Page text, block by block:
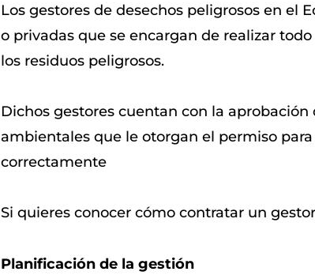
Los gestores de desechos peligrosos en el
o privadas que se encargan de realizar
los residuos peligrosos.
Dichos gestores cuentan con la aprobación
ambientales que le otorgan el permiso
correctamente
Si quieres conocer cómo contratar un
Planificación de la gestión